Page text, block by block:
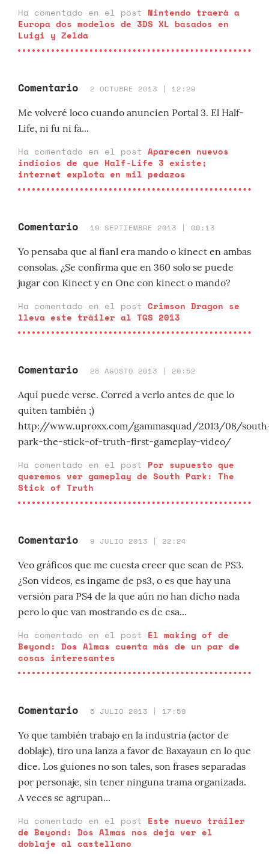
Ha comentado en el post Nintendo traerá a
Europa dos modelos de 3DS XL basados en
Luigi y Zelda
Comentario 2 OCTUBRE 2013 | 12:29
Me volveré loco cuando anuncien Portal 3. El Half-
Life, ni fu ni fa...
Ha comentado en el post Aparecen nuevos
indicios de que Half-Life 3 existe;
internet explota en mil pedazos
Comentario 19 SEPTIEMBRE 2013 | 00:13
Yo pensaba que al fianl era mando o kinect en ambas
consolas. ¿Se confirma que en 360 solo se puede
jugar con Kinect y en One con kinect o mando?
Ha comentado en el post Crimson Dragon se
lleva este tráiler al TGS 2013
Comentario 28 AGOSTO 2013 | 20:52
Aquí puede verse. Corred a verlo antes de que lo
quiten también ;)
http://www.uproxx.com/gammasquad/2013/08/
park-the-stick-of-truth-first-gameplay-video/
Ha comentado en el post Por supuesto que
queremos ver gameplay de South Park: The
Stick of Truth
Comentario 9 JULIO 2013 | 22:24
Veo gráficos que me cuesta creer que sean de PS3.
¿Son vídeos, es ingame de ps3, o es que hay una
versión para PS4 de la que aún no han dicho nada
pero lo que van mostrando es de esa...
Ha comentado en el post El making of de
Beyond: Dos Almas cuenta más de un par de
cosas interesantes
Comentario 5 JULIO 2013 | 17:59
Yo que también trabajo en la industria (actor de
doblaje), tiro una lanza a favor de Baxayaun en lo que
dice. Los guiones no son tales, son frases separadas
por personaje, sin tener ninguna trama organizada.
A veces se agrupan...
Ha comentado en el post Este nuevo tráiler
de Beyond: Dos Almas nos deja ver el
doblaje al castellano